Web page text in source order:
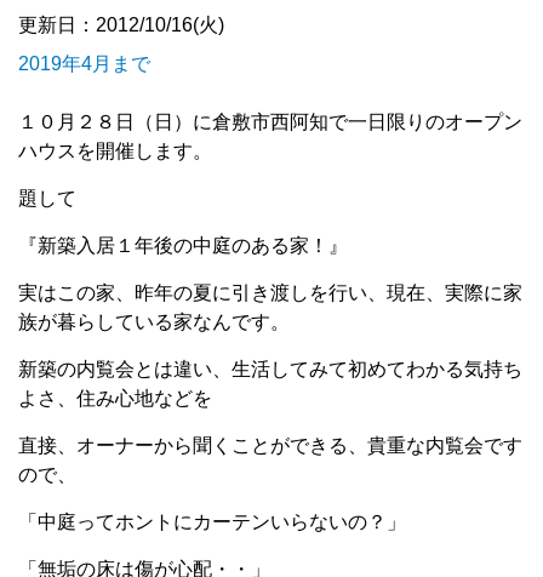
更新日：2012/10/16(火)
2019年4月まで
１０月２８日（日）に倉敷市西阿知で一日限りのオープン
ハウスを開催します。
題して
『新築入居１年後の中庭のある家！』
実はこの家、昨年の夏に引き渡しを行い、現在、実際に家
族が暮らしている家なんです。
新築の内覧会とは違い、生活してみて初めてわかる気持ち
よさ、住み心地などを
直接、オーナーから聞くことができる、貴重な内覧会です
ので、
「中庭ってホントにカーテンいらないの？」
「無垢の床は傷が心配・・」